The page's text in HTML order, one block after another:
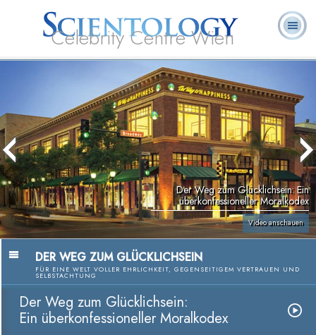
Celebrity Centre Wien
Geistliche
Der Weg zum Glücklichsein: Ein
überkonfessioneller Moralkodex
Video anschauen
DER WEG ZUM GLÜCKLICHSEIN
FÜR EINE WELT VOLLER EHRLICHKEIT, GEGENSEITIGEM VERTRAUEN UND
SELBSTACHTUNG
Der Weg zum Glücklichsein:
Ein überkonfessioneller Moralkodex